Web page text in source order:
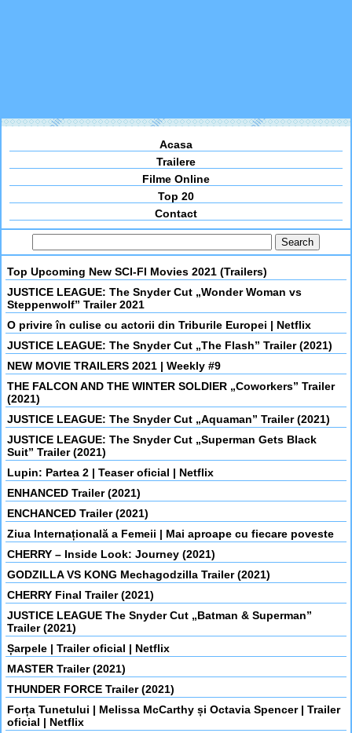
Acasa
Trailere
Filme Online
Top 20
Contact
Top Upcoming New SCI-FI Movies 2021 (Trailers)
JUSTICE LEAGUE: The Snyder Cut „Wonder Woman vs
Steppenwolf” Trailer 2021
O privire în culise cu actorii din Triburile Europei | Netflix
JUSTICE LEAGUE: The Snyder Cut „The Flash” Trailer (2021)
NEW MOVIE TRAILERS 2021 | Weekly #9
THE FALCON AND THE WINTER SOLDIER „Coworkers” Trailer
(2021)
JUSTICE LEAGUE: The Snyder Cut „Aquaman” Trailer (2021)
JUSTICE LEAGUE: The Snyder Cut „Superman Gets Black
Suit” Trailer (2021)
Lupin: Partea 2 | Teaser oficial | Netflix
ENHANCED Trailer (2021)
ENCHANCED Trailer (2021)
Ziua Internațională a Femeii | Mai aproape cu fiecare poveste
CHERRY – Inside Look: Journey (2021)
GODZILLA VS KONG Mechagodzilla Trailer (2021)
CHERRY Final Trailer (2021)
JUSTICE LEAGUE The Snyder Cut „Batman & Superman”
Trailer (2021)
Șarpele | Trailer oficial | Netflix
MASTER Trailer (2021)
THUNDER FORCE Trailer (2021)
Forța Tunetului | Melissa McCarthy și Octavia Spencer | Trailer
oficial | Netflix